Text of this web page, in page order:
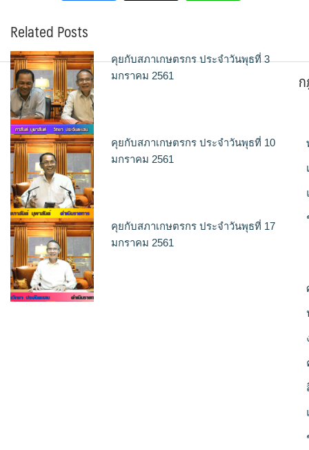
Related Posts
คุยกับสภาเกษตรกร ประจำวันพุธที่ 3
มกราคม 2561
คุยกับสภาเกษตรกร ประจำวันพุธที่ 10
มกราคม 2561
คุยกับสภาเกษตรกร ประจำวันพุธที่ 17
มกราคม 2561